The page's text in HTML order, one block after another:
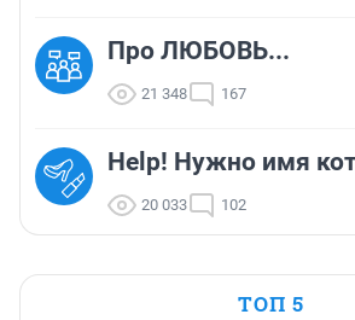
Про ЛЮБОВЬ...
21 348 167
Help! Нужно имя
20 033 102
ТОП 5